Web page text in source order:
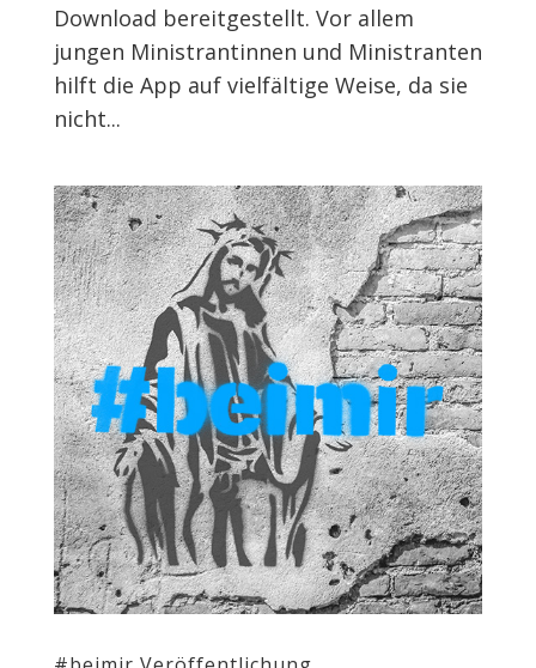
Download bereitgestellt. Vor allem
jungen Ministrantinnen und Ministranten
hilft die App auf vielfältige Weise, da sie
nicht...